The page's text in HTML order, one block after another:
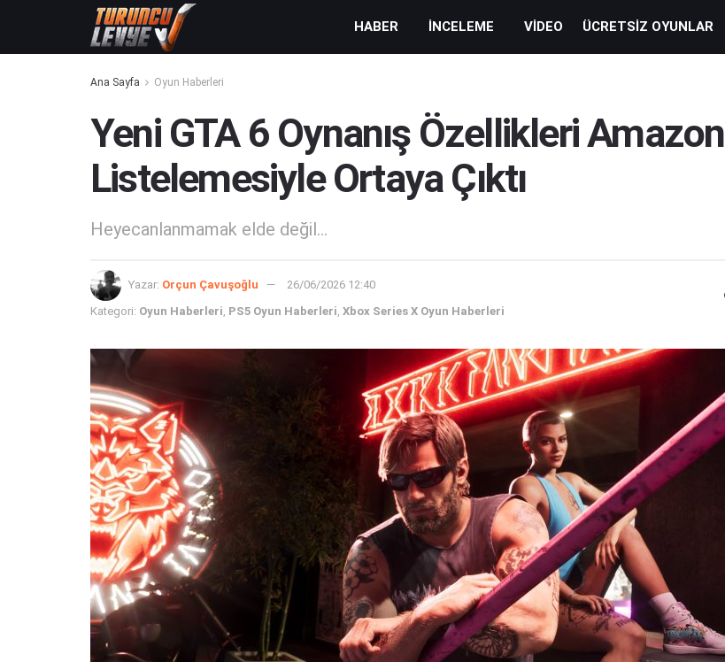
HABER İNCELEME VIDEO ÜCRETSIZ OYUNLAR
Ana Sayfa Oyun Haberleri
Yeni GTA 6 Oynanış Özellikleri Amazon
Listelemesiyle Ortaya Çıktı
Heyecanlanmamak elde değil...
Yazar: Orçun Çavuşoğlu 26/06/2026 12:40
Kategori: Oyun Haberleri, PS5 Oyun Haberleri, Xbox Series X Oyun Haberleri